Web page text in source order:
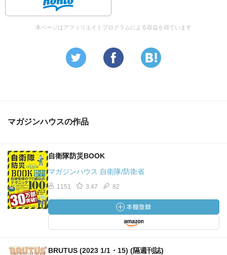
本ページはアフィリエイトプログラムによる収益を得ています
マガジンハウスの作品
自衛隊防災BOOK
マガジンハウス 自衛隊/防衛省
1151 3.47 82
BRUTUS (2023 1/1・15) (隔週刊誌)